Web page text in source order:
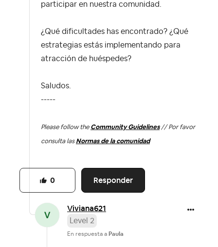
participar en nuestra comunidad.
¿Qué dificultades has encontrado? ¿Qué
estrategias estás implementando para
atracción de huéspedes?
Saludos.
-----
Please follow the Community Guidelines// Por favor
consulta las Normas de la comunidad
Responder
0
Viviana621
Level 2
En respuesta a Paula